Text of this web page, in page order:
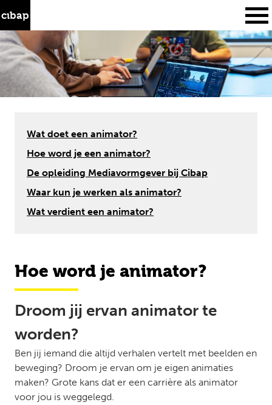
to
content
opleidingen
studeren
samenwerken
over ons
naar:
Hoe word je animator?
Droom jij ervan animator te
worden?
Ben jij iemand die altijd verhalen vertelt met beelden en
beweging? Droom je ervan om je eigen animaties
maken? Grote kans dat er een carrière als animator
voor jou is weggelegd.
Wat doet een animator?
Hoe word je een animator?
De opleiding Mediavormgever bij Cibap
Waar kun je werken als animator?
Wat verdient een animator?